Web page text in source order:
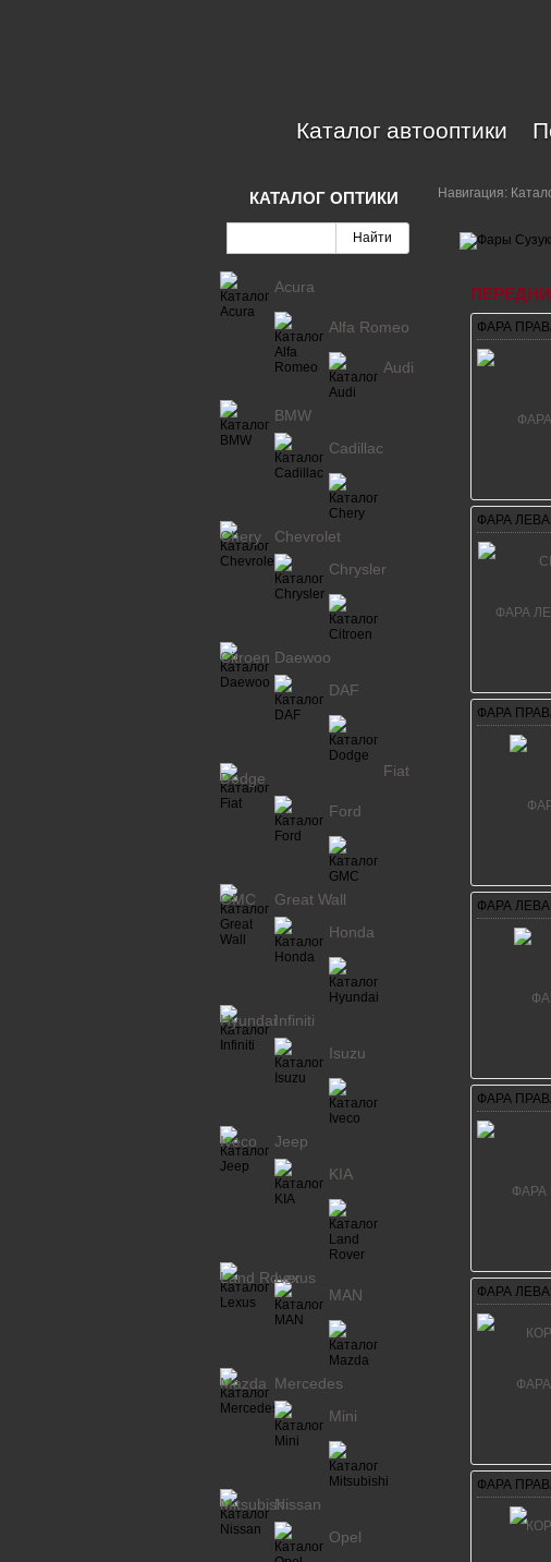
Каталог автооптики
Навигация:
ФАРА
ФАРА
ФАРА
ФАРА
ФАРА
ФАРА
ФАРА
КАТАЛОГ ОПТИКИ
Acura
Alfa Romeo
Audi
BMW
Cadillac
Chery
Chevrolet
Chrysler
Citroen Daewoo
DAF
Dodge Fiat
Ford
GMC
Great Wall
Honda
HyundaiInfiniti
Isuzu
Iveco
Jeep
KIA
Land Rover
Lexus
MAN
Mazda Mercedes
Mini
MitsubishiNissan
Opel